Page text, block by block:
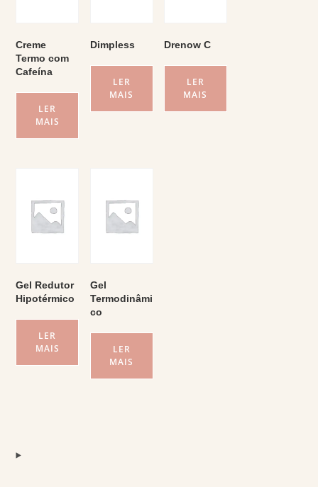
Creme
Termo com
Cafeína
LER
MAIS
Dimpless
LER
MAIS
Drenow C
LER
MAIS
Gel Redutor
Hipotérmico
LER
MAIS
Gel
Termodinâmi
co
LER
MAIS